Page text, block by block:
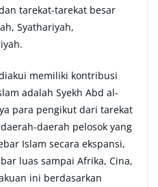
tarekat-tarekat besar
Syathariyah,
memiliki kontribusi
adalah Syekh Abd al-
para pengikut dari tarekat
daerah pelosok yang
Islam secara ekspansi,
luas sampai Afrika, Cina,
ini berdasarkan